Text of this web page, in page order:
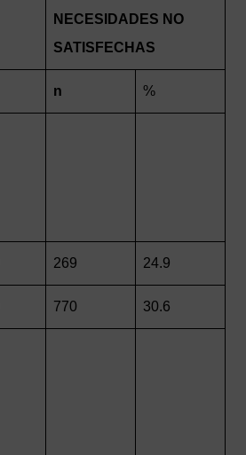
NECESIDADES NO
SATISFECHAS
n %
269 24.9
770 30.6